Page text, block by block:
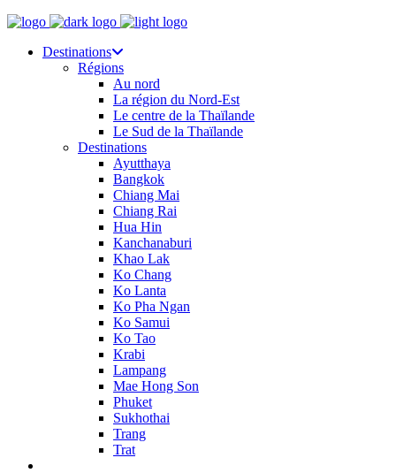
Destinations
Régions
Au nord
La région du Nord-Est
Le centre de la Thaïlande
Le Sud de la Thaïlande
Destinations
Ayutthaya
Bangkok
Chiang Mai
Chiang Rai
Hua Hin
Kanchanaburi
Khao Lak
Ko Chang
Ko Lanta
Ko Pha Ngan
Ko Samui
Ko Tao
Krabi
Lampang
Mae Hong Son
Phuket
Sukhothai
Trang
Trat